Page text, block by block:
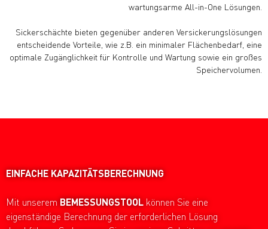
wartungsarme All-in-One Lösungen.
Sickerschächte bieten gegenüber anderen Versickerungslösungen
entscheidende Vorteile, wie z.B. ein minimaler Flächenbedarf, eine
optimale Zugänglichkeit für Kontrolle und Wartung sowie ein großes
Speichervolumen.
EINFACHEKAPAZITÄTSBERECHNUNG
Mit unseremBEMESSUNGSTOOL können Sie eine
eigenständige Berechnung der erforderlichen Lösung